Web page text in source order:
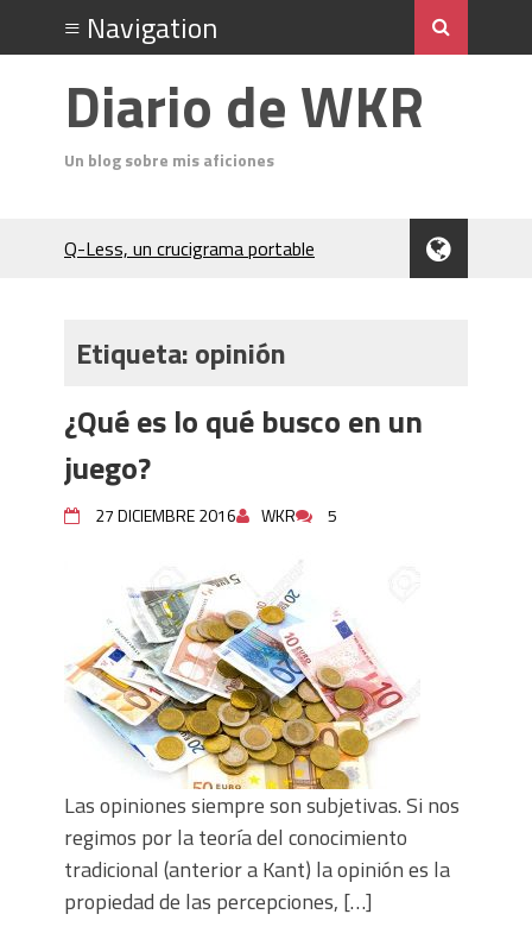
Diario de WKR
Un blog sobre mis aficiones
Q-Less, un crucigrama portable
Destripador
Flip 5 póquer
Odin (póquer)
En el Salón del Rey de la Montaña
(Hardboiled)
Denia, 1,2,3 (hardboiled)
Consejos para crucigramas portables
Etiqueta:opinión
¿Qué es lo qué busco en un
juego?
27 DICIEMBRE 2016 WKR 5
Las opiniones siempre son subjetivas. Si nos
regimos por la teoría del conocimiento
tradicional (anterior a Kant) la opinión es la
propiedad de las percepciones, […]